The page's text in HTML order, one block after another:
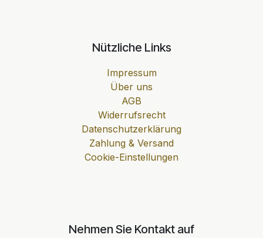
Nützliche Links
Impressum
Über uns
AGB
Widerrufsrecht
Datenschutzerklärung
Zahlung & Versand
Cookie-Einstellungen
Nehmen Sie Kontakt auf